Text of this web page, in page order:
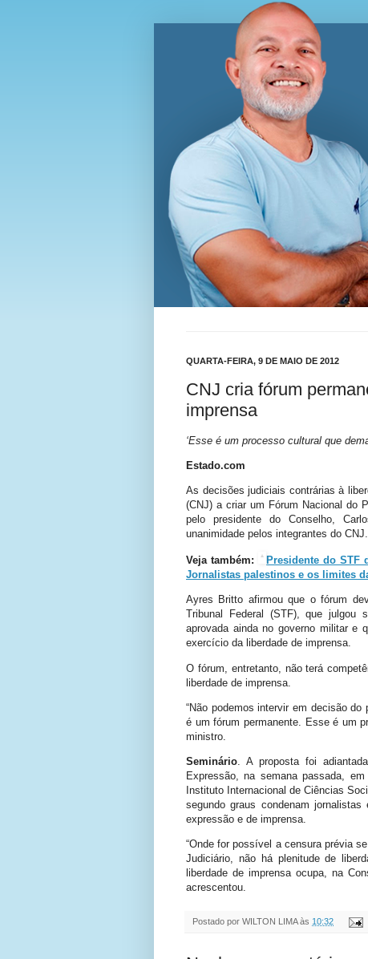
Blog
QUARTA-FEIRA, 9 DE MAIO DE 2012
CNJ cria fórum
imprensa
‘Esse é um processo cultural que
Estado.com
As decisões judiciais contrárias à
(CNJ) a criar um Fórum Nacional do
pelo presidente do Conselho,
unanimidade pelos integrantes do CNJ.
Veja também: Presidente do STF
Jornalistas palestinos e os limites
Ayres Britto afirmou que o fórum
Tribunal Federal (STF), que julgou
aprovada ainda no governo militar e
exercício da liberdade de imprensa.
O fórum, entretanto, não terá
liberdade de imprensa.
“Não podemos intervir em decisão
é um fórum permanente. Esse é um
ministro.
Seminário. A proposta foi
Expressão, na semana passada,
Instituto Internacional de Ciências
segundo graus condenam
expressão e de imprensa.
“Onde for possível a censura prévia
Judiciário, não há plenitude de
liberdade de imprensa ocupa, na
acrescentou.
Postado por WILTON LIMA às 10:32